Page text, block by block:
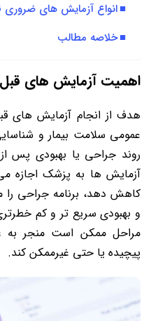
انواع آزمایش های ضروری
خلاصه مطالب
اهمیت آزمایش های قبل
هدف از انجام آزمایش های
عمومی سلامت بیمار و
روند جراحی یا بهبودی پس
آزمایش ها به پزشک اجازه
کاهش دهد، برنامه جراحی را
و بهبودی سریع تر و کم
مراحل ممکن است منجر
پیچیده یا حتی غیرممکن کند.